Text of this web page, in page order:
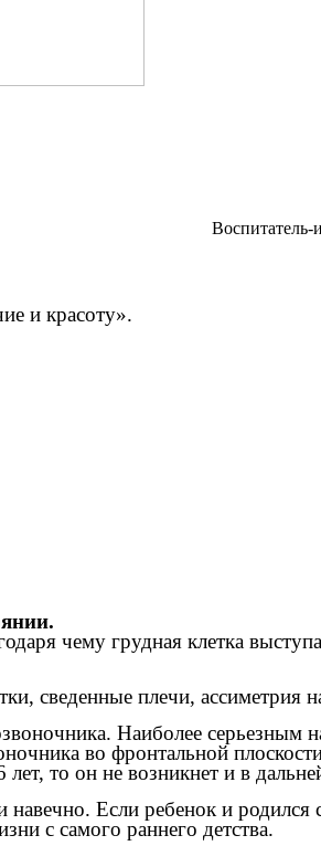
Воспитатель-
и красоту».
чему грудная клетка
сведенные плечи, ассиметрия
Наиболее серьезным
во фронтальной
то он не возникнет и в
навечно. Если ребенок и
с самого раннего детства.